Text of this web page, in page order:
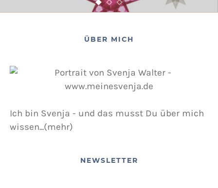
ÜBER MICH
Ich bin Svenja - und das musst Du über mich
wissen...(mehr)
NEWSLETTER